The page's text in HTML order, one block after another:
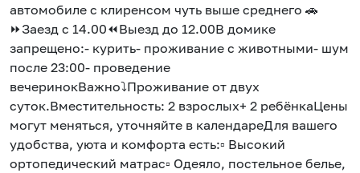
автомобиле с клиренсом чуть выше среднего 🚗
⏩Заезд с 14.00⏪Выезд до 12.00В домике
запрещено:- курить- проживание с животными- шум
после 23:00- проведение
вечеринокВажно⤵️Проживание от двух
суток.Вместительность: 2 взрослых+ 2 ребёнкаЦены
могут меняться, уточняйте в календареДля вашего
удобства, уюта и комфорта есть:▫️ Высокий
ортопедический матрас▫️ Одеяло, постельное белье,